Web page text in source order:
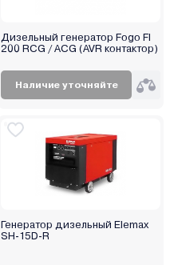
Дизельный генератор Fogo FI
200 RCG / ACG (AVR контактор)
Наличие уточняйте
Генератор дизельный Elemax
SH-15D-R